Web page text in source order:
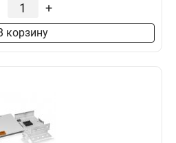
+
корзину